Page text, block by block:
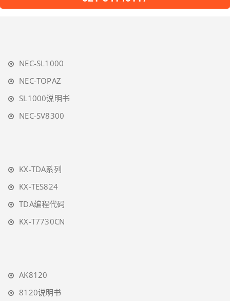
NEC-SL1000
NEC-TOPAZ
SL1000说明书
NEC-SV8300
KX-TDA系列
KX-TES824
TDA编程代码
KX-T7730CN
AK8120
8120说明书